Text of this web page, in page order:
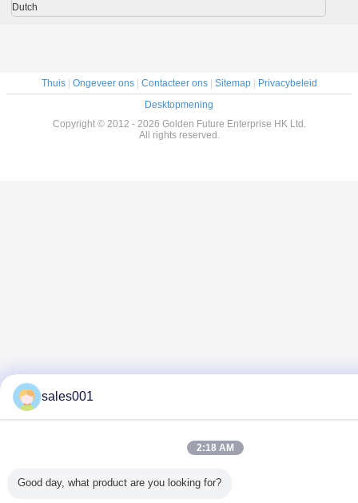
Dutch
Thuis| Ongeveer ons| Contacteer ons| Sitemap| Privacybeleid
Desktopmening
Copyright © 2012 - 2026 Golden Future Enterprise HK Ltd.
All rights reserved.
sales001
2:18 AM
Good day, what product are you looking for?